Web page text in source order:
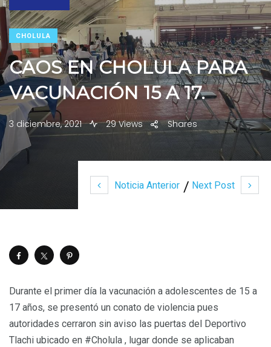
Noticia Anterior Next Post
CHOLULA
CAOS EN CHOLULA PARA
VACUNACIÓN 15 A 17.
3 diciembre, 2021 29 Views Shares
Durante el primer día la vacunación a adolescentes de 15 a
17 años, se presentó un conato de violencia pues
autoridades cerraron sin aviso las puertas del Deportivo
Tlachi ubicado en #Cholula , lugar donde se aplicaban